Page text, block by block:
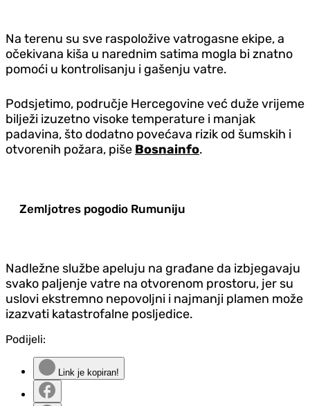
Na terenu su sve raspoložive vatrogasne ekipe, a
očekivana kiša u narednim satima mogla bi znatno
pomoći u kontrolisanju i gašenju vatre.
Podsjetimo, područje Hercegovine već duže vrijeme
bilježi izuzetno visoke temperature i manjak
padavina, što dodatno povećava rizik od šumskih i
otvorenih požara, piše Bosnainfo.
Zemljotres pogodio Rumuniju
Nadležne službe apeluju na građane da izbjegavaju
svako paljenje vatre na otvorenom prostoru, jer su
uslovi ekstremno nepovoljni i najmanji plamen može
izazvati katastrofalne posljedice.
Podijeli:
Link je kopiran!